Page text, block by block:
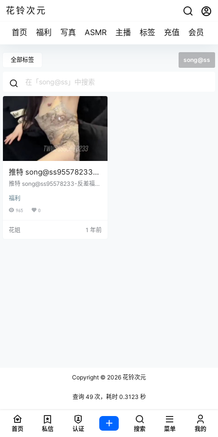
花铃次元
首页 福利 写真 ASMR 主播 标签 充值 会员
全部标签 song@ss
推特 song@ss95578233-
反差福利视图合集
推特 song@ss95578233-反差福利
福利
965 0
花姐 1 年前
Copyright © 2026 花铃次元
查询 49 次，耗时 0.3123 秒
首页 私信 认证 搜索 菜单 我的